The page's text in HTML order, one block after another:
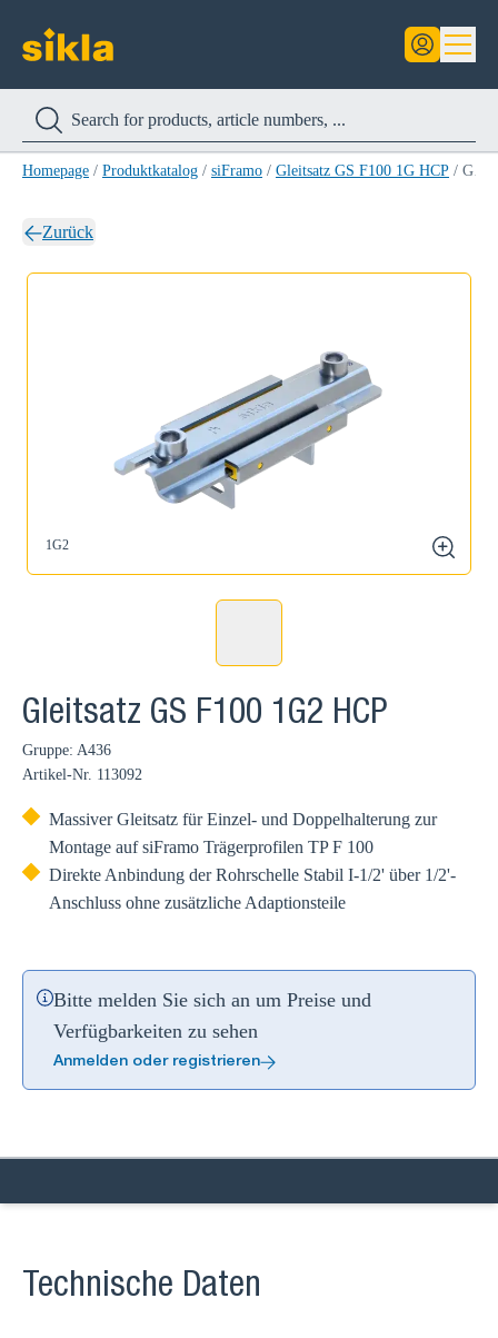
Homepage / Produktkatalog / siFramo / Gleitsatz GS F100 1G HCP / Gleitsatz GS F100 1G2 HCP
Zurück
1G2
zoom
Gleitsatz GS F100 1G2 HCP
Gruppe: A436
Artikel-Nr. 113092
Massiver Gleitsatz für Einzel- und Doppelhalterung zur
Montage auf siFramo Trägerprofilen TP F 100
Direkte Anbindung der Rohrschelle Stabil I-1/2' über 1/2'-
Anschluss ohne zusätzliche Adaptionsteile
Bitte melden Sie sich an um Preise und
Verfügbarkeiten zu sehen
Anmelden oder registrieren
Technische Daten